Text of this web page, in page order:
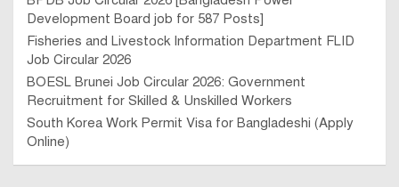
Development Board job for 587 Posts]
Fisheries and Livestock Information Department FLID
Job Circular 2026
BOESL Brunei Job Circular 2026: Government
Recruitment for Skilled & Unskilled Workers
South Korea Work Permit Visa for Bangladeshi (Apply
Online)